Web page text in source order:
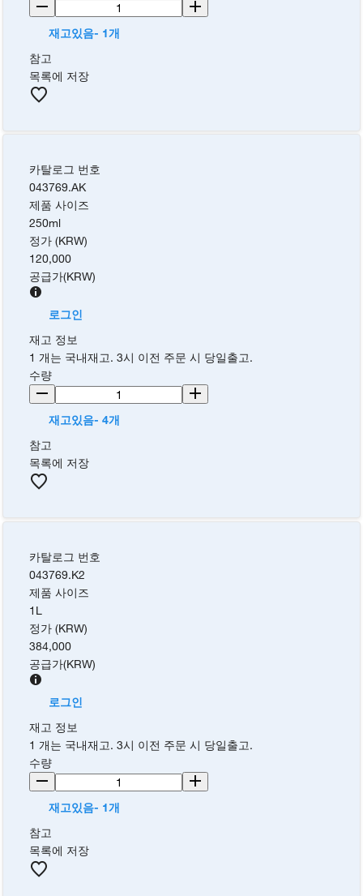
재고있음- 1개
참고
목록에 저장
카탈로그 번호
043769.AK
제품 사이즈
250ml
정가 (KRW)
120,000
공급가(KRW)
로그인
재고 정보
1 개는 국내재고. 3시 이전 주문 시 당일출고.
수량
재고있음- 4개
참고
목록에 저장
카탈로그 번호
043769.K2
제품 사이즈
1L
정가 (KRW)
384,000
공급가(KRW)
로그인
재고 정보
1 개는 국내재고. 3시 이전 주문 시 당일출고.
수량
재고있음- 1개
참고
목록에 저장